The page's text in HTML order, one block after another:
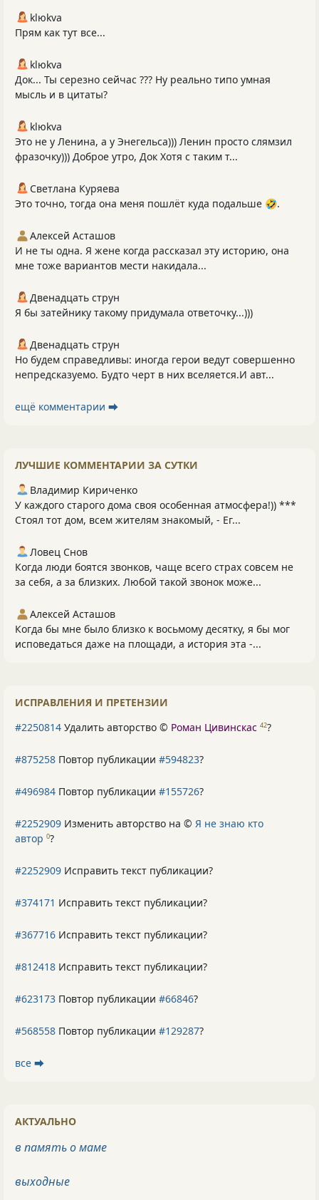
klюkva
Прям как тут все...
klюkva
Док... Ты серезно сейчас ??? Ну реально типо умная
мысль и в цитаты?
klюkva
Это не у Ленина, а у Энегельса))) Ленин просто слямзил
фразочку))) Доброе утро, Док Хотя с таким т...
Светлана Куряева
Это точно, тогда она меня пошлёт куда подальше 🤣.
Алексей Асташов
И не ты одна. Я жене когда рассказал эту историю, она
мне тоже вариантов мести накидала...
Двенадцать струн
Я бы затейнику такому придумала ответочку...)))
Двенадцать струн
Но будем справедливы: иногда герои ведут совершенно
непредсказуемо. Будто черт в них вселяется.И авт...
ещё комментарии ⮕
ЛУЧШИЕ КОММЕНТАРИИ ЗА СУТКИ
Владимир Кириченко
У каждого старого дома своя особенная атмосфера!)) ***
Стоял тот дом, всем жителям знакомый, - Ег...
Ловец Снов
Когда люди боятся звонков, чаще всего страх совсем не
за себя, а за близких. Любой такой звонок може...
Алексей Асташов
Когда бы мне было близко к восьмому десятку, я бы мог
исповедаться даже на площади, а история эта -...
ИСПРАВЛЕНИЯ И ПРЕТЕНЗИИ
#2250814 Удалить авторство © Роман Цивинскас 42?
#875258 Повтор публикации #594823?
#496984 Повтор публикации #155726?
#2252909 Изменить авторство на © Я не знаю кто
автор 0?
#2252909 Исправить текст публикации?
#374171 Исправить текст публикации?
#367716 Исправить текст публикации?
#812418 Исправить текст публикации?
#623173 Повтор публикации #66846?
#568558 Повтор публикации #129287?
все ⮕
АКТУАЛЬНО
в память о маме
выходные